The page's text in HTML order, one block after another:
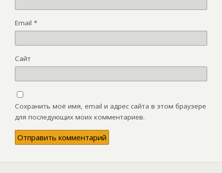
Email *
Сайт
Сохранить моё имя, email и адрес сайта в этом браузере
для последующих моих комментариев.